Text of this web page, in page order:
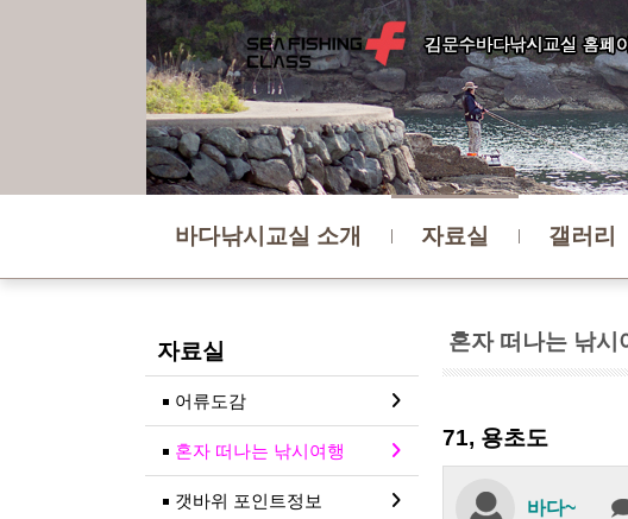
바다낚시교실 소개 자료실 갤러리
혼자 떠나는 낚시
자료실
어류도감
혼자 떠나는 낚시여행
갯바위 포인트정보
71, 용초도
바다~